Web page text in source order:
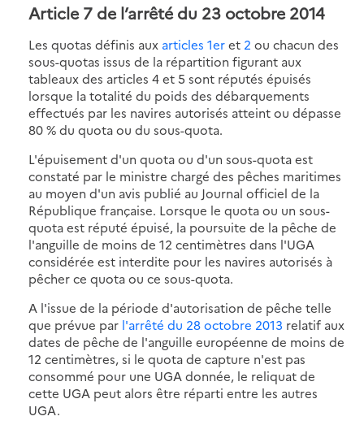
Article 7 de l’arrêté du 23 octobre 2014
Les quotas définis aux articles 1eret 2 ou chacun des
sous-quotas issus de la répartition figurant aux
tableaux des articles 4 et 5 sont réputés épuisés
lorsque la totalité du poids des débarquements
effectués par les navires autorisés atteint ou dépasse
80 % du quota ou du sous-quota.
L'épuisement d'un quota ou d'un sous-quota est
constaté par le ministre chargé des pêches maritimes
au moyen d'un avis publié au Journal officiel de la
République française. Lorsque le quota ou un sous-
quota est réputé épuisé, la poursuite de la pêche de
l'anguille de moins de 12 centimètres dans l'UGA
considérée est interdite pour les navires autorisés à
pêcher ce quota ou ce sous-quota.
A l'issue de la période d'autorisation de pêche telle
que prévue par l'arrêté du 28 octobre 2013 relatif aux
dates de pêche de l'anguille européenne de moins de
12 centimètres, si le quota de capture n'est pas
consommé pour une UGA donnée, le reliquat de
cette UGA peut alors être réparti entre les autres
UGA.